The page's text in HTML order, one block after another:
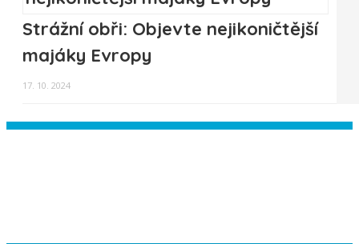
Strážní obři: Objevte nejikoničtější
majáky Evropy
17. 10. 2024